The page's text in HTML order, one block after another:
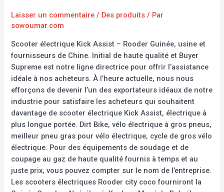
Laisser un commentaire / Des produits / Par
sowoumar.com
Scooter électrique Kick Assist – Rooder Guinée, usine et
fournisseurs de Chine. Initial de haute qualité et Buyer
Supreme est notre ligne directrice pour offrir l’assistance
idéale à nos acheteurs. À l’heure actuelle, nous nous
efforçons de devenir l’un des exportateurs idéaux de notre
industrie pour satisfaire les acheteurs qui souhaitent
davantage de scooter électrique Kick Assist, électrique à
plus longue portée. Dirt Bike, vélo électrique à gros pneus,
meilleur pneu gras pour vélo électrique, cycle de gros vélo
électrique. Pour des équipements de soudage et de
coupage au gaz de haute qualité fournis à temps et au
juste prix, vous pouvez compter sur le nom de l’entreprise.
Les scooters électriques Rooder city coco fourniront la